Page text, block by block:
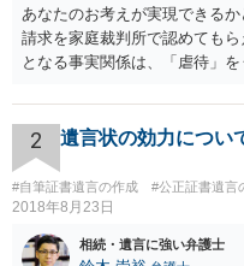
あなたのお考えが実現できる
請求を家庭裁判所で認めても
となる事実関係は、「虐待」
「廃除」は遺言でも可能です
情を話して相談して、「廃除
とをお勧めします。
2 遺言状の効力につい
#自筆証書遺言の作成 #公正証書遺言
2018年8月23日
相続・遺言に強い弁護士